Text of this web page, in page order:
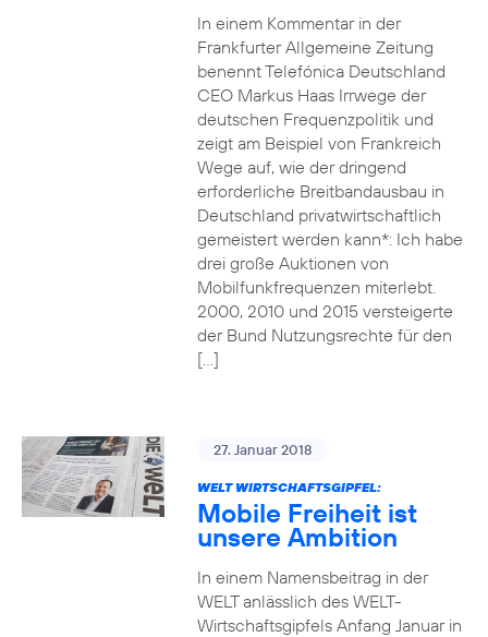
In einem Kommentar in der
Frankfurter Allgemeine Zeitung
benennt Telefónica Deutschland
CEO Markus Haas Irrwege der
deutschen Frequenzpolitik und
zeigt am Beispiel von Frankreich
Wege auf, wie der dringend
erforderliche Breitbandausbau in
Deutschland privatwirtschaftlich
gemeistert werden kann*: Ich habe
drei große Auktionen von
Mobilfunkfrequenzen miterlebt.
2000, 2010 und 2015 versteigerte
der Bund Nutzungsrechte für den
[…]
27. Januar 2018
WELT WIRTSCHAFTSGIPFEL:
Mobile Freiheit ist
unsere Ambition
In einem Namensbeitrag in der
WELT anlässlich des WELT-
Wirtschaftsgipfels Anfang Januar in